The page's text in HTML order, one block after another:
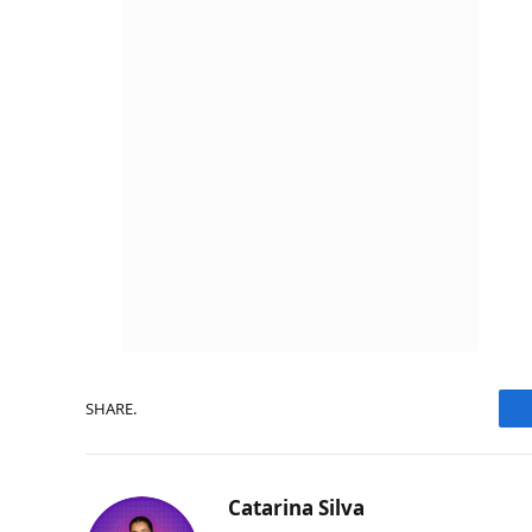
SHARE.
Catarina Silva